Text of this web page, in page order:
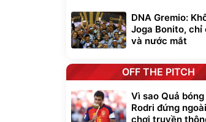
DNA Gremio:
Joga Bonito, chỉ
và nước mắt
OFF THE PITCH
Vì sao Quả
Rodri đứng
chơi truyền